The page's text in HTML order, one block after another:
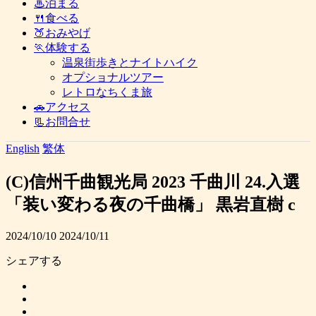
♨泊まる
🍴食べる
🍑おみやげ
🏃体験する
温泉街歩きとナイトハイク
オプショナルツアー
レトロなちくま旅
🚗アクセス
📃お問合せ
English 繁体
(C)信州千曲観光局 2023 千曲川 24.入選
「装い変わる夜の千曲橋」 黒岩直樹 c
2024/10/10 2024/10/11
シェアする